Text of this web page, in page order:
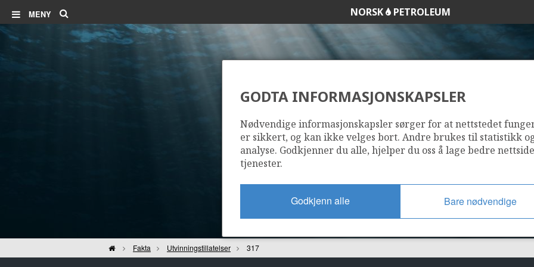
MENY NORSK PETROLEUM
317
Hjem Fakta Utvinningstillatelser 317
GODTA INFORMASJONSKAPSLER
Nødvendige informasjonskapsler sørger for at nettstedet
er sikkert, og kan ikke velges bort. Andre brukes til statistikk
analyse. Godkjenner du alle, hjelper du oss å lage bedre
tjenester.
Godkjenn alle Bare nødvendige